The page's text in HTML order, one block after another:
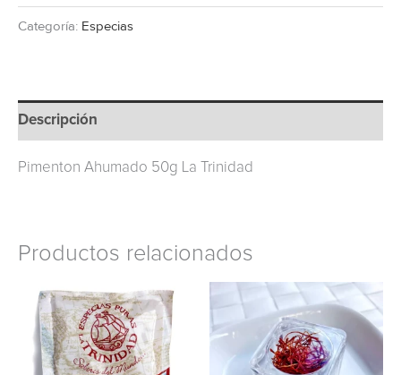
Categoría: Especias
Descripción
Pimenton Ahumado 50g La Trinidad
Productos relacionados